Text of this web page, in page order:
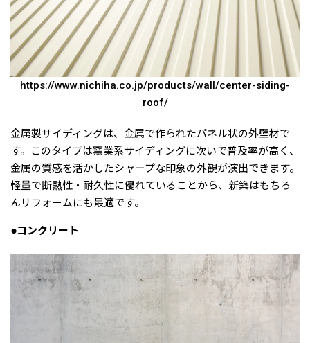
https://www.nichiha.co.jp/products/wall/center-siding-
roof/
金属製サイディングは、金属で作られたパネル状の外壁材で
す。このタイプは窯業系サイディングに次いで普及率が高く、
金属の質感を活かしたシャープな印象の外観が演出できます。
軽量で断熱性・耐久性に優れていることから、新築はもちろ
んリフォームにも最適です。
●コンクリート